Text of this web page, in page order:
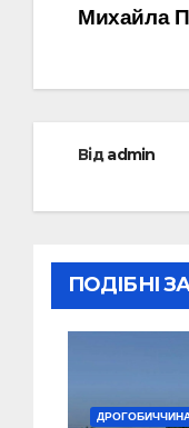
Михайла
Відadmin
ПОДІБНІ